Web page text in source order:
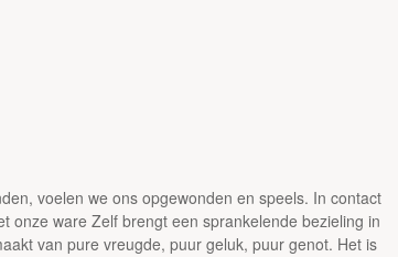
voelen we ons opgewonden en speels. In contact
onze ware Zelf brengt een sprankelende bezieling in
van pure vreugde, puur geluk, puur genot. Het is